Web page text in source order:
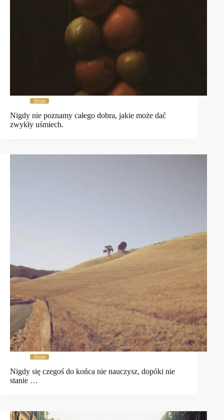
Życie
Nigdy nie poznamy całego dobra, jakie może dać
zwykły uśmiech.
Życie
Nigdy się czegoś do końca nie nauczysz, dopóki nie
stanie …